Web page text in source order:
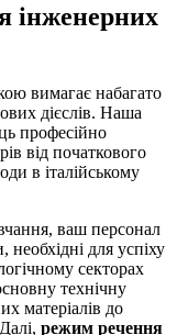
інженерних
вимагає набагато
дієслів. Наша
професійно
від початкового
в італійському
ваш персонал
необхідні для успіху
секторах
технічну
матеріалів до
режим речення